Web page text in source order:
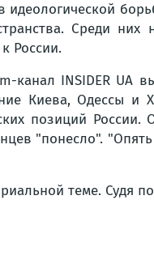
Среди них
России.
канал INSIDER UA
Киева, Одессы и
позиций
"понесло".
теме. Судя